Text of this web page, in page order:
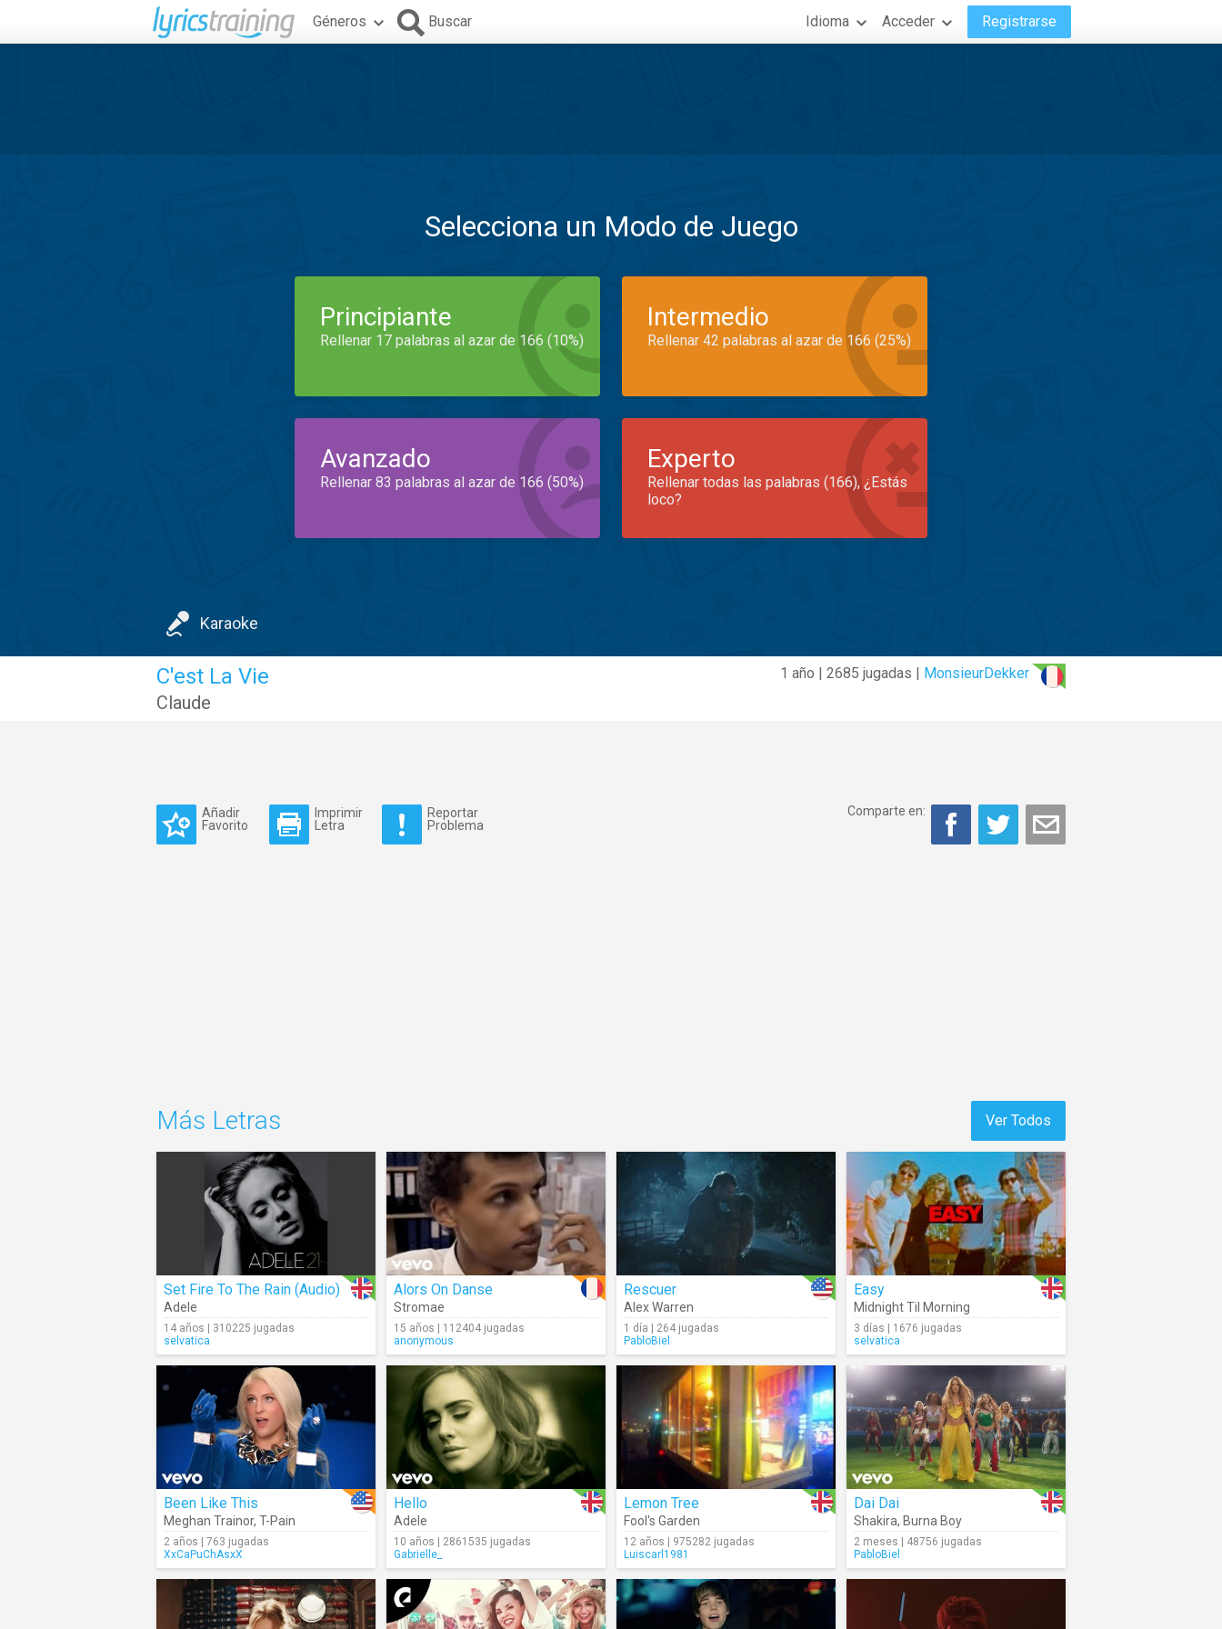
Géneros Buscar Idioma Acceder Registrarse
Selecciona un Modo de Juego
Principiante
Rellenar 17 palabras al azar de 166 (10%)
Intermedio
Rellenar 42 palabras al azar de 166 (25%)
Avanzado
Rellenar 83 palabras al azar de 166 (50%)
Experto
Rellenar todas las palabras (166), ¿Estás
loco?
Karaoke
1 año | 2685 jugadas | MonsieurDekker
C'est La Vie
Claude
Añadir
Favorito
Imprimir
Letra
Reportar
Problema
Comparte en:
Ver Todos
Más Letras
Set Fire To The Rain (Audio)
Adele
14 años | 310225 jugadas
selvatica
Alors On Danse
Stromae
15 años | 112404 jugadas
anonymous
Rescuer
Alex Warren
1 día | 264 jugadas
PabloBiel
Easy
Midnight Til Morning
3 días | 1676 jugadas
selvatica
Been Like This
Meghan Trainor, T-Pain
2 años | 763 jugadas
XxCaPuChAsxX
Hello
Adele
10 años | 2861535 jugadas
Gabrielle_
Lemon Tree
Fool's Garden
12 años | 975282 jugadas
Luiscarl1981
Dai Dai
Shakira, Burna Boy
2 meses | 48756 jugadas
PabloBiel